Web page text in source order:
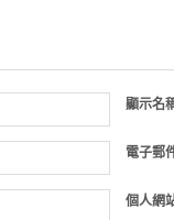
顯示名
電子郵
個人網